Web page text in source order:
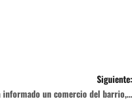
Siguiente:
informado un comercio del barrio,…